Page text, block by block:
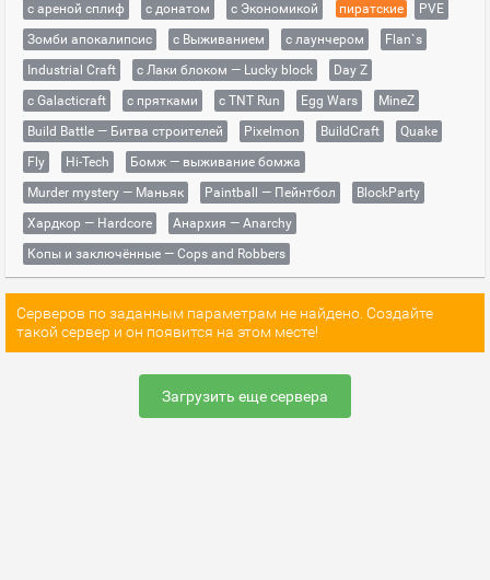
с ареной сплиф
с донатом с Экономикой пиратские
PVE
Зомби апокалипсис
с Выживанием с лаунчером
Flan`s
Industrial Craft
с Лаки блоком — Lucky block
Day Z
с Galacticraft
с прятками с TNT Run Egg Wars
MineZ
Build Battle — Битва строителей
Pixelmon BuildCraft
Quake
Fly
Hi-Tech
Бомж — выживание бомжа
Murder mystery — Маньяк
Paintball — Пейнтбол
BlockParty
Хардкор — Hardcore
Анархия — Anarchy
Копы и заключённые — Cops and Robbers
Серверов по заданным параметрам не найдено. Создайте
такой сервер и он появится на этом месте!
Загрузить еще сервера